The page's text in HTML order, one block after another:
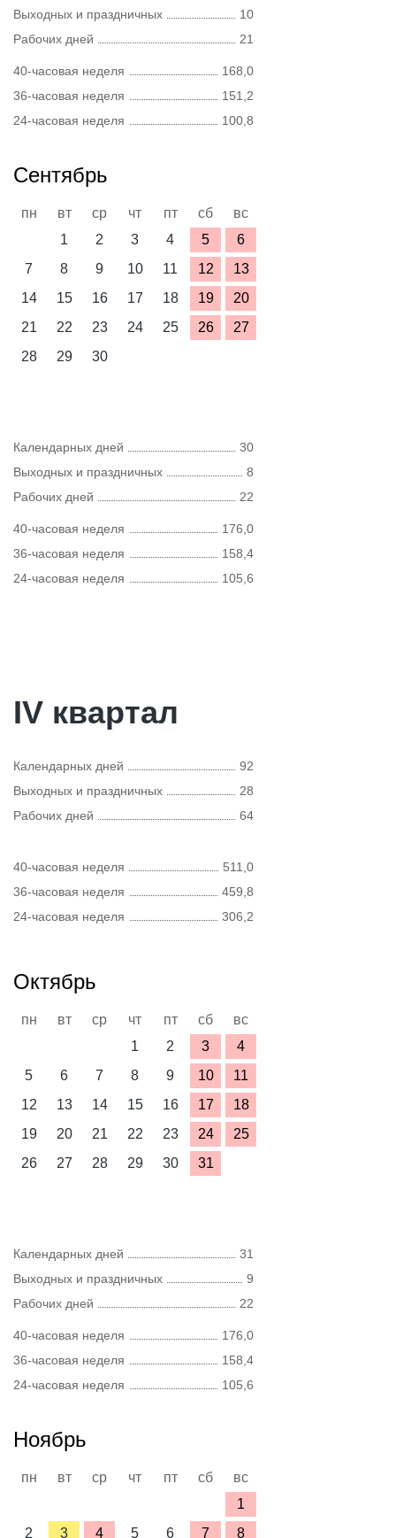
Выходных и праздничных
10
Рабочих дней
21
40-часовая неделя
168,0
36-часовая неделя
151,2
24-часовая неделя
100,8
Сентябрь
пн вт ср чт пт сб
вс
1
2 3 4 5
6
7
8 9 10 11 12
13
14
15 16 17 18 19
20
21
22 23 24 25 26
27
28
29 30
Календарных дней
30
Выходных и праздничных
8
Рабочих дней
22
40-часовая неделя
176,0
36-часовая неделя
158,4
24-часовая неделя
105,6
IV квартал
Календарных дней
92
Выходных и праздничных
28
Рабочих дней
64
40-часовая неделя
511,0
36-часовая неделя
459,8
24-часовая неделя
306,2
Октябрь
пн вт ср чт пт сб
вс
1
2 3
4
5
6 7 8 9 10
11
12
13 14 15 16 17
18
19
20 21 22 23 24
25
26
27 28 29 30 31
Календарных дней
31
Выходных и праздничных
9
Рабочих дней
22
40-часовая неделя
176,0
36-часовая неделя
158,4
24-часовая неделя
105,6
Ноябрь
пн вт ср чт пт сб
вс
1
2
3 4 5 6 7 8